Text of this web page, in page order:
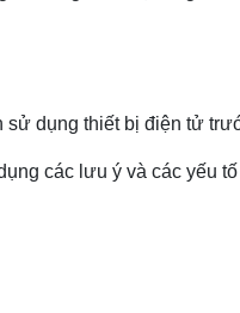
sử dụng thiết bị điện tử
các lưu ý và các yếu